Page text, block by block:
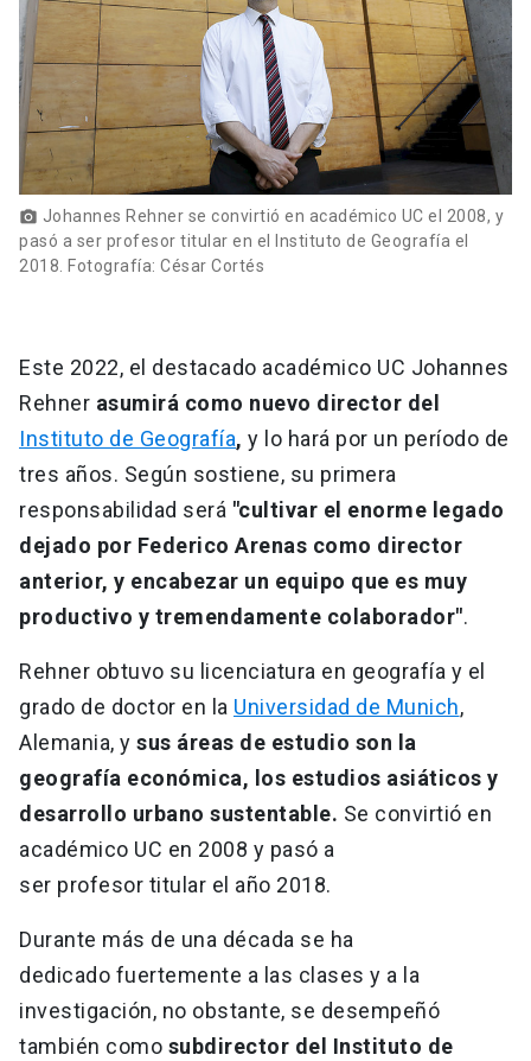
photo_camera Johannes Rehner se convirtió en académico UC el 2008, y
pasó a ser profesor titular en el Instituto de Geografía el
2018. Fotografía: César Cortés
Este 2022, el destacado académico UC Johannes
Rehner asumirá como nuevo director del
Instituto de Geografía, y lo hará por un período de
tres años. Según sostiene, su primera
responsabilidad será "cultivar el enorme legado
dejado por Federico Arenas como director
anterior, y encabezar un equipo que es muy
productivo y tremendamente colaborador".
Rehner obtuvo su licenciatura en geografía y el
grado de doctor en la Universidad de Munich,
Alemania, y sus áreas de estudio son la
geografía económica, los estudios asiáticos y
desarrollo urbano sustentable. Se convirtió en
académico UC en 2008 y pasó a
ser profesor titular el año 2018.
Durante más de una década se ha
dedicado fuertemente a las clases y a la
investigación, no obstante, se desempeñó
también como subdirector del Instituto de